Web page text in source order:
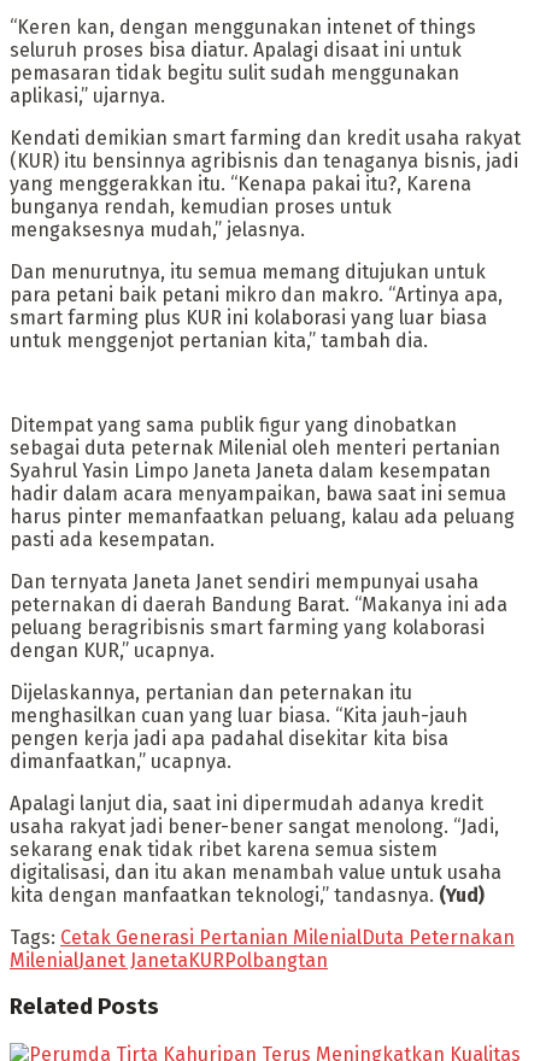
“Keren kan, dengan menggunakan intenet of things
seluruh proses bisa diatur. Apalagi disaat ini untuk
pemasaran tidak begitu sulit sudah menggunakan
aplikasi,” ujarnya.
Kendati demikian smart farming dan kredit usaha rakyat
(KUR) itu bensinnya agribisnis dan tenaganya bisnis, jadi
yang menggerakkan itu. “Kenapa pakai itu?, Karena
bunganya rendah, kemudian proses untuk
mengaksesnya mudah,” jelasnya.
Dan menurutnya, itu semua memang ditujukan untuk
para petani baik petani mikro dan makro. “Artinya apa,
smart farming plus KUR ini kolaborasi yang luar biasa
untuk menggenjot pertanian kita,” tambah dia.
Ditempat yang sama publik figur yang dinobatkan
sebagai duta peternak Milenial oleh menteri pertanian
Syahrul Yasin Limpo Janeta Janeta dalam kesempatan
hadir dalam acara menyampaikan, bawa saat ini semua
harus pinter memanfaatkan peluang, kalau ada peluang
pasti ada kesempatan.
Dan ternyata Janeta Janet sendiri mempunyai usaha
peternakan di daerah Bandung Barat. “Makanya ini ada
peluang beragribisnis smart farming yang kolaborasi
dengan KUR,” ucapnya.
Dijelaskannya, pertanian dan peternakan itu
menghasilkan cuan yang luar biasa. “Kita jauh-jauh
pengen kerja jadi apa padahal disekitar kita bisa
dimanfaatkan,” ucapnya.
Apalagi lanjut dia, saat ini dipermudah adanya kredit
usaha rakyat jadi bener-bener sangat menolong. “Jadi,
sekarang enak tidak ribet karena semua sistem
digitalisasi, dan itu akan menambah value untuk usaha
kita dengan manfaatkan teknologi,” tandasnya. (Yud)
Tags: Cetak Generasi Pertanian MilenialDuta Peternakan
MilenialJanet JanetaKURPolbangtan
Related Posts